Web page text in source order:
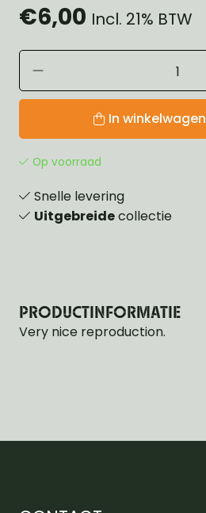
€6,00 Incl. 21% BTW
In winkelwagen
Op voorraad
Snelle levering
Uitgebreidecollectie
PRODUCTINFORMATIE
Very nice reproduction.